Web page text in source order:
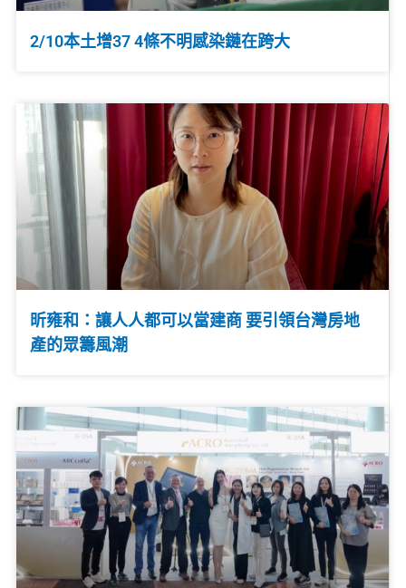
2/10本土增37 4條不明感染鏈在跨大
昕雍和：讓人人都可以當建商 要引領台灣房地
產的眾籌風潮